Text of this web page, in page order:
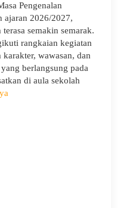
Provinsi
dan
Cabang
Dinas
Pendidikan
Wilayah
IX
Pengenalan
ajaran 2026/2027,
semakin semarak.
rangkaian kegiatan
wawasan, dan
berlangsung pada
di aula sekolah